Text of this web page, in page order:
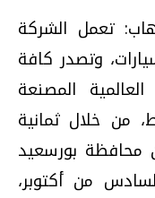
تعمل الشركة
وتصدر كافة
المصنعة
من خلال ثمانية
محافظة بورسعيد
من أكتوبر،